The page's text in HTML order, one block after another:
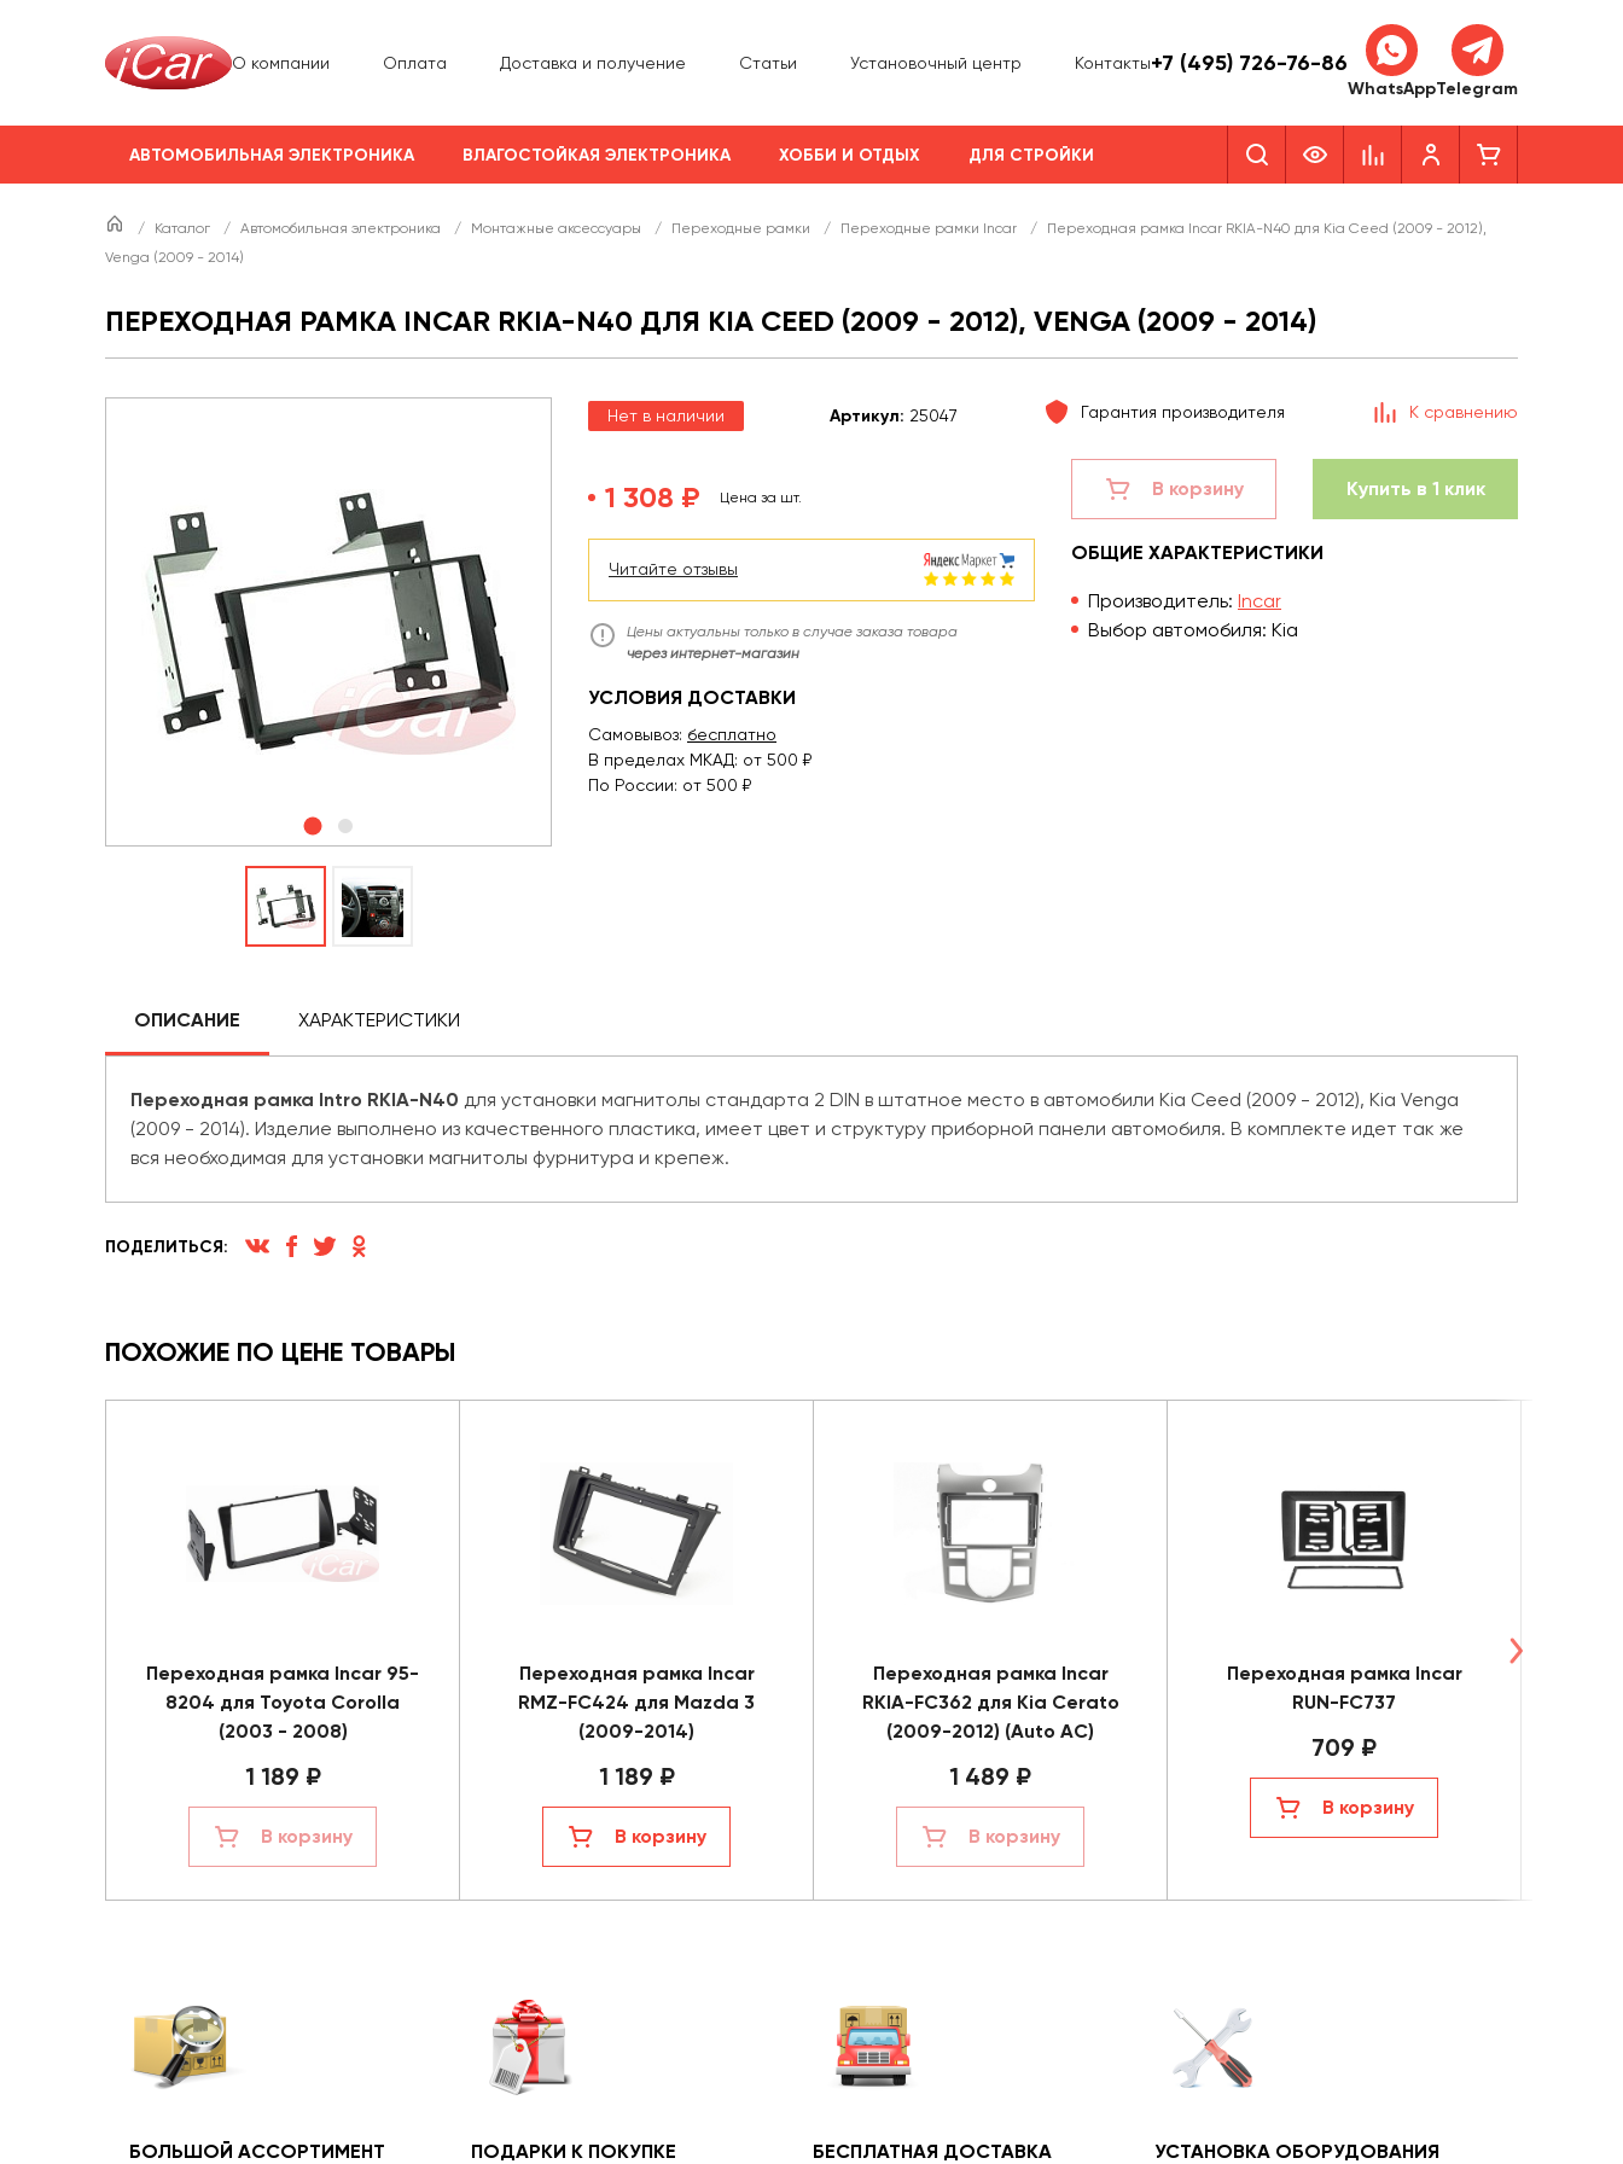
О компании Оплата Доставка и получение Статьи Установочный центр Контакты+7 (495) 726-76-86
WhatsAppTelegram
АВТОМОБИЛЬНАЯ ЭЛЕКТРОНИКА ВЛАГОСТОЙКАЯ ЭЛЕКТРОНИКА ХОББИ И ОТДЫХ ДЛЯ СТРОЙКИ
/ Каталог / Автомобильная электроника / Монтажные аксессуары / Переходные рамки / Переходные рамки Incar /
Переходная рамка Incar RKIA-N40 для Kia Ceed (2009 - 2012),
Venga (2009 - 2014)
ПЕРЕХОДНАЯ РАМКА INCAR RKIA-N40 ДЛЯ KIA CEED (2009 - 2012), VENGA (2009 - 2014)
Нет в наличии Артикул: 25047 Гарантия производителя К сравнению
1 308 ₽ Цена за шт.
Читайте отзывы
Цены актуальны только в случае заказа товара
через интернет-магазин
УСЛОВИЯ ДОСТАВКИ
Самовывоз: бесплатно
В пределах МКАД: от 500 ₽
По России: от 500 ₽
В корзину Купить в 1 клик
ОБЩИЕ ХАРАКТЕРИСТИКИ
Производитель: Incar
Выбор автомобиля: Kia
ОПИСАНИЕ ХАРАКТЕРИСТИКИ
Переходная рамка Intro RKIA-N40 для установки магнитолы стандарта 2 DIN в штатное место в автомобили Kia Ceed (2009 - 2012), Kia Venga
(2009 - 2014). Изделие выполнено из качественного пластика, имеет цвет и структуру приборной панели автомобиля. В комплекте идет так же
вся необходимая для установки магнитолы фурнитура и крепеж.
ПОДЕЛИТЬСЯ:
ПОХОЖИЕ ПО ЦЕНЕ ТОВАРЫ
Переходная рамка Incar 95-
8204 для Toyota Corolla
(2003 - 2008)
1 189 ₽
В корзину
Переходная рамка Incar
RMZ-FC424 для Mazda 3
(2009-2014)
1 189 ₽
В корзину
Переходная рамка Incar
RKIA-FC362 для Kia Cerato
(2009-2012) (Auto AC)
1 489 ₽
В корзину
Переходная рамка Incar
RUN-FC737
709 ₽
В корзину
БОЛЬШОЙ АССОРТИМЕНТ ПОДАРКИ К ПОКУПКЕ БЕСПЛАТНАЯ ДОСТАВКА УСТАНОВКА ОБОРУДОВАНИЯ